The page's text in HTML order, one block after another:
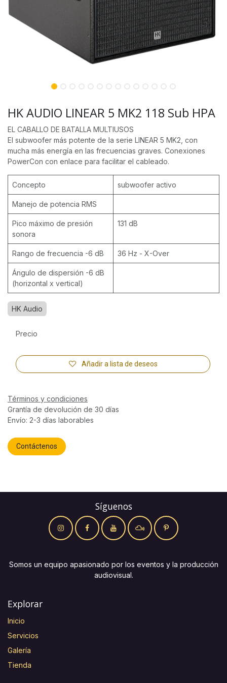
HK AUDIO LINEAR 5 MK2 118 Sub HPA
EL CABALLO DE BATALLA MULTIUSOS
El subwoofer más potente de la serie LINEAR 5 MK2, con
mucha más energía en las frecuencias graves. Conexiones
PowerCon con enlace para facilitar el cableado.
Concepto subwoofer activo
Manejo de potencia RMS
Pico máximo de presión
sonora
131 dB
Rango de frecuencia -6 dB 36 Hz - X-Over
Ángulo de dispersión -6 dB
(horizontal x vertical)
HK Audio
Añadir a lista de deseos
Precio
Términos y condiciones
Grantía de devolución de 30 días
Envío: 2-3 días laborables
Contáctenos
Síguenos
Somos un equipo apasionado por los eventos y la producción
audiovisual.
Explorar
Inicio
Servicios
Galería
Tienda